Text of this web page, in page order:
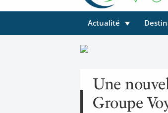
Actualité
Une
Groupe